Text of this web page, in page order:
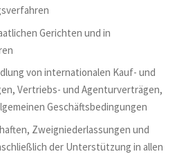
Gerichten und in
von internationalen Kauf- und
Vertriebs- und Agenturverträgen,
Geschäftsbedingungen
Zweigniederlassungen und
der Unterstützung in allen